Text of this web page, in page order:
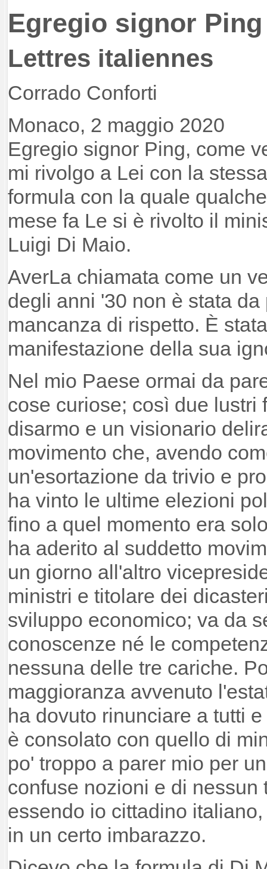
Egregio signor Ping
Lettres italiennes
Corrado Conforti
Monaco, 2 maggio 2020
Egregio signor Ping, come
mi rivolgo a Lei con la stessa
formula con la quale qualche
mese fa Le si è rivolto il
Luigi Di Maio.
AverLa chiamata come un
degli anni '30 non è stata
mancanza di rispetto. È
manifestazione della sua
Nel mio Paese ormai da
cose curiose; così due lustri
disarmo e un visionario
movimento che, avendo
un'esortazione da trivio e
ha vinto le ultime elezioni
fino a quel momento era
ha aderito al suddetto
un giorno all'altro
ministri e titolare dei
sviluppo economico; va da
conoscenze né le
nessuna delle tre cariche.
maggioranza avvenuto
ha dovuto rinunciare a tutti
è consolato con quello di
po' troppo a parer mio per
confuse nozioni e di nessun
essendo io cittadino
in un certo imbarazzo.